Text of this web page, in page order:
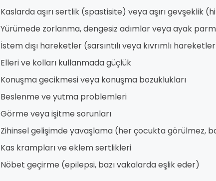
Kaslarda aşırı sertlik (spastisite) veya aşırı gevşeklik
Yürümede zorlanma, dengesiz adımlar veya ayak
İstem dışı hareketler (sarsıntılı veya kıvrımlı
Elleri ve kolları kullanmada güçlük
Konuşma gecikmesi veya konuşma bozuklukları
Beslenme ve yutma problemleri
Görme veya işitme sorunları
Zihinsel gelişimde yavaşlama (her çocukta görülmez,
Kas krampları ve eklem sertlikleri
Nöbet geçirme (epilepsi, bazı vakalarda eşlik eder)